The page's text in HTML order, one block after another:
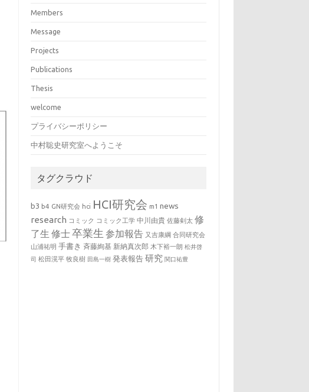
Members
Message
Projects
Publications
Thesis
welcome
プライバシーポリシー
中村聡史研究室へようこそ
タグクラウド
b3 b4 GN研究会 hci HCI研究会 m1 news
research コミック コミック工学 中川由貴 佐藤剣太 修
了生 修士卒業生 参加報告 又吉康綱 合同研究会
山浦祐明 手書き 斉藤絢基 新納真次郎 木下裕一朗 松井啓
司 松田滉平 牧良樹 田島一樹 発表報告 研究 関口祐豊